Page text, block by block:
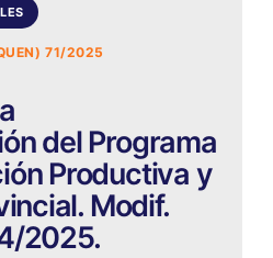
71/2025
del Programa
Productiva y
Modif.
2025.